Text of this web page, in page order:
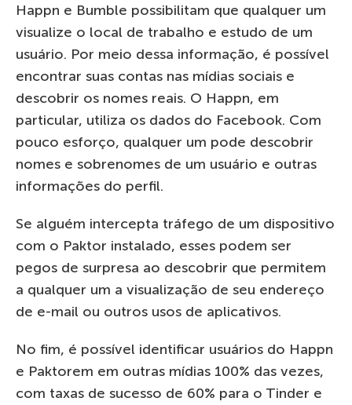
Happn e Bumble possibilitam que qualquer um
visualize o local de trabalho e estudo de um
usuário. Por meio dessa informação, é possível
encontrar suas contas nas mídias sociais e
descobrir os nomes reais. O Happn, em
particular, utiliza os dados do Facebook. Com
pouco esforço, qualquer um pode descobrir
nomes e sobrenomes de um usuário e outras
informações do perfil.
Se alguém intercepta tráfego de um dispositivo
com o Paktor instalado, esses podem ser
pegos de surpresa ao descobrir que permitem
a qualquer um a visualização de seu endereço
de e-mail ou outros usos de aplicativos.
No fim, é possível identificar usuários do Happn
e Paktorem em outras mídias 100% das vezes,
com taxas de sucesso de 60% para o Tinder e